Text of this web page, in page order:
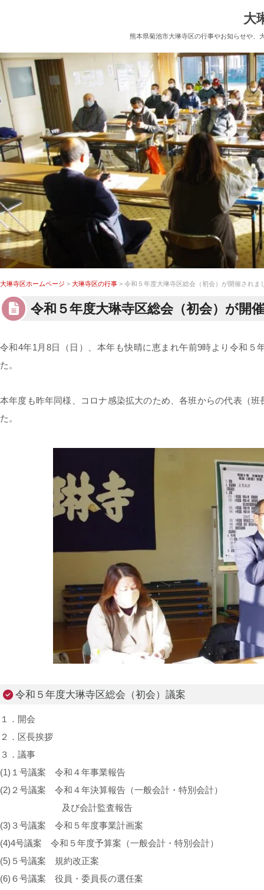
大
熊本県菊池市大琳寺区の行事やお知らせや、
大琳寺区ホームページ > 大琳寺区の行事 > 令和５年度大琳寺区総会（初会）が開催されま
令和５年度大琳寺区総会（初会）が開
令和4年1月8日（日）、本年も快晴に恵まれ午前9時より令和５
た。
本年度も昨年同様、コロナ感染拡大のため、各班からの代表（
た。
令和５年度大琳寺区総会（初会）議案
１．開会
２．区長挨拶
３．議事
(1)１号議案 令和４年事業報告
(2)２号議案 令和４年決算報告（一般会計・特別会計）
及び会計監査報告
(3)３号議案 令和５年度事業計画案
(4)4号議案 令和５年度予算案（一般会計・特別会計）
(5)５号議案 規約改正案
(6)６号議案 役員・委員長の選任案